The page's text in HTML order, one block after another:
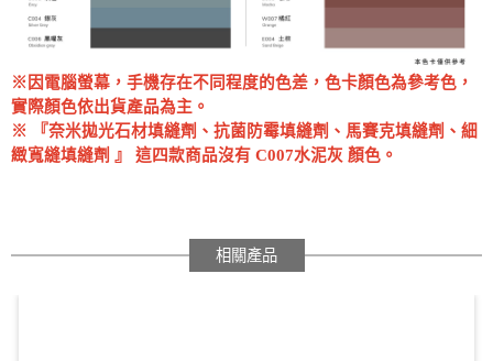
※因電腦螢幕，手機存在不同程度的色差，色卡顏色為參考色，
實際顏色依出貨產品為主。
※ 『奈米拋光石材填縫劑、抗菌防霉填縫劑、馬賽克填縫劑、細
緻寬縫填縫劑 』 這四款商品沒有 C007水泥灰 顏色。
相關產品